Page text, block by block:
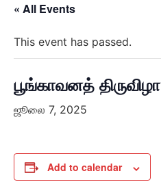
« All Events
This event has passed.
பூங்காவனத் திருவிழா
ஜூலை 7, 2025
Add to calendar